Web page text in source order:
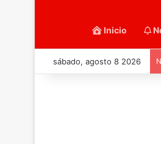
Inicio
sábado, agosto 8 2026